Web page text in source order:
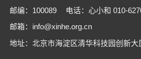
邮编：100089
电话：心小和 010-
邮箱：info@xinhe.org.cn
地址：北京市海淀区清华科技园创新大